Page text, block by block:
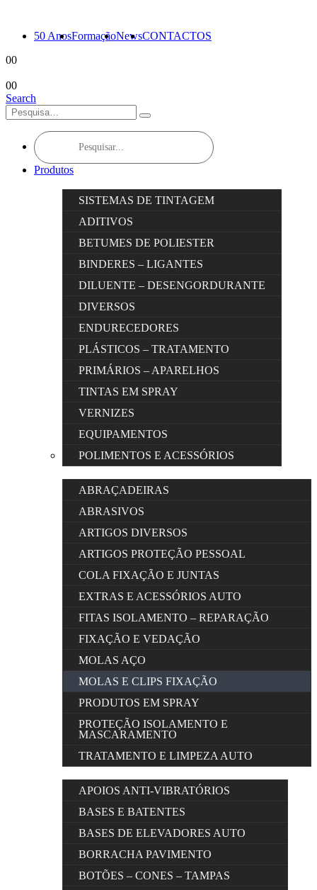
50 AnosFormaçãoNewsCONTACTOS
00
00
Search
Products
search
Produtos
SISTEMAS DE TINTAGEM
ADITIVOS
BETUMES DE POLIESTER
BINDERES – LIGANTES
DILUENTE – DESENGORDURANTE
DIVERSOS
ENDURECEDORES
PLÁSTICOS – TRATAMENTO
PRIMÁRIOS – APARELHOS
TINTAS EM SPRAY
VERNIZES
EQUIPAMENTOS
POLIMENTOS E ACESSÓRIOS
ABRAÇADEIRAS
ABRASIVOS
ARTIGOS DIVERSOS
ARTIGOS PROTEÇÃO PESSOAL
COLA FIXAÇÃO E JUNTAS
EXTRAS E ACESSÓRIOS AUTO
FITAS ISOLAMENTO – REPARAÇÃO
FIXAÇÃO E VEDAÇÃO
MOLAS AÇO
MOLAS E CLIPS FIXAÇÃO
PRODUTOS EM SPRAY
PROTEÇÃO ISOLAMENTO E
MASCARAMENTO
TRATAMENTO E LIMPEZA AUTO
APOIOS ANTI-VIBRATÓRIOS
BASES E BATENTES
BASES DE ELEVADORES AUTO
BORRACHA PAVIMENTO
BOTÕES – CONES – TAMPAS